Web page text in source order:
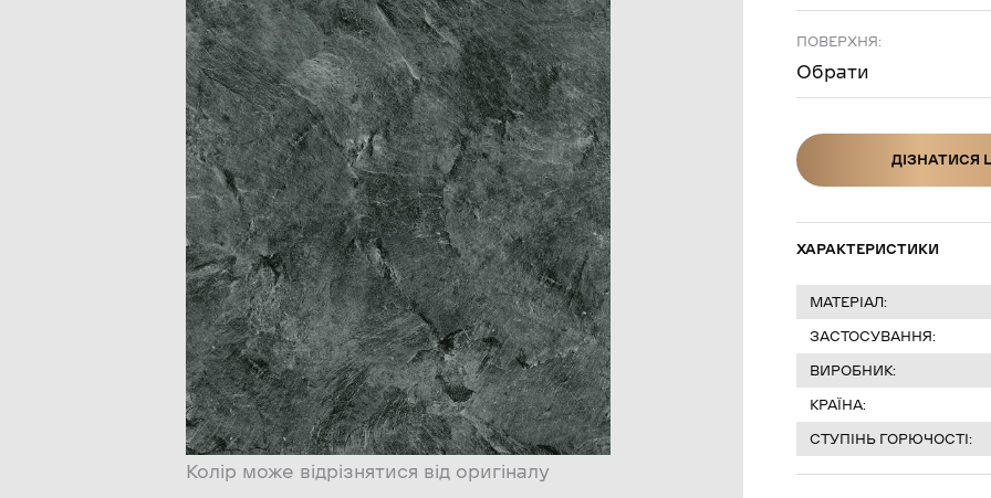
Колір може відрізнятися від оригіналу
ПОВЕРХНЯ:
Обрати
ДІЗНАТИСЯ
ХАРАКТЕРИСТИКИ
МАТЕРІАЛ:
ЗАСТОСУВАННЯ:
ВИРОБНИК:
КРАЇНА:
СТУПІНЬ ГОРЮЧОСТІ: